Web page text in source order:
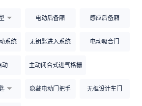
电动后备厢 感应后备厢
系统 无钥匙进入系统 电动吸合门
动 主动闭合式进气格栅
隐藏电动门把手 无框设计车门